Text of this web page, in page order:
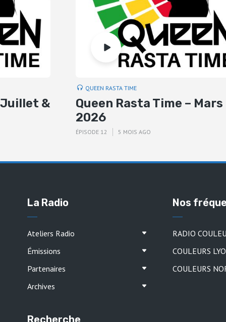
Juillet &
QUEEN RASTA TIME
Queen Rasta Time – Mars
2026
ÉPISODE 12 5 MOIS AGO
La Radio
Ateliers Radio
Émissions
Partenaires
Archives
Recherche
Nos
RADIO
COULEURS
COULEURS